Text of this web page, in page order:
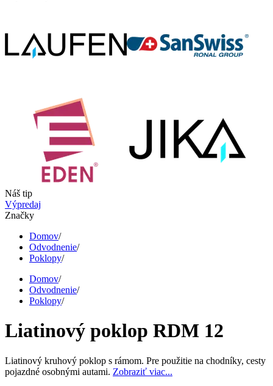
Náš tip
Výpredaj
Značky
Domov/
Odvodnenie/
Poklopy/
Domov/
Odvodnenie/
Poklopy/
Liatinový poklop RDM 12
Liatinový kruhový poklop s rámom. Pre použitie na chodníky, cesty
pojazdné osobnými autami. Zobraziť viac...